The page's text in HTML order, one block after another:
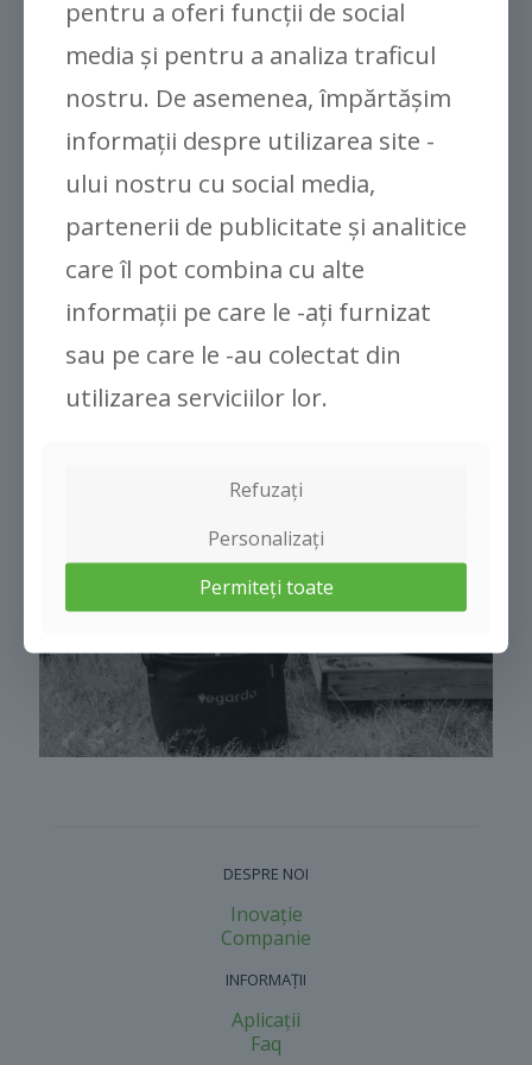
DESPRE NOI
Inovație
Companie
INFORMAŢII
Aplicații
Faq
pentru a oferi funcții de social
media și pentru a analiza traficul
nostru. De asemenea, împărtășim
informații despre utilizarea site -
ului nostru cu social media,
partenerii de publicitate și analitice
care îl pot combina cu alte
informații pe care le -ați furnizat
sau pe care le -au colectat din
utilizarea serviciilor lor.
Refuzați
Personalizați
Permiteți toate